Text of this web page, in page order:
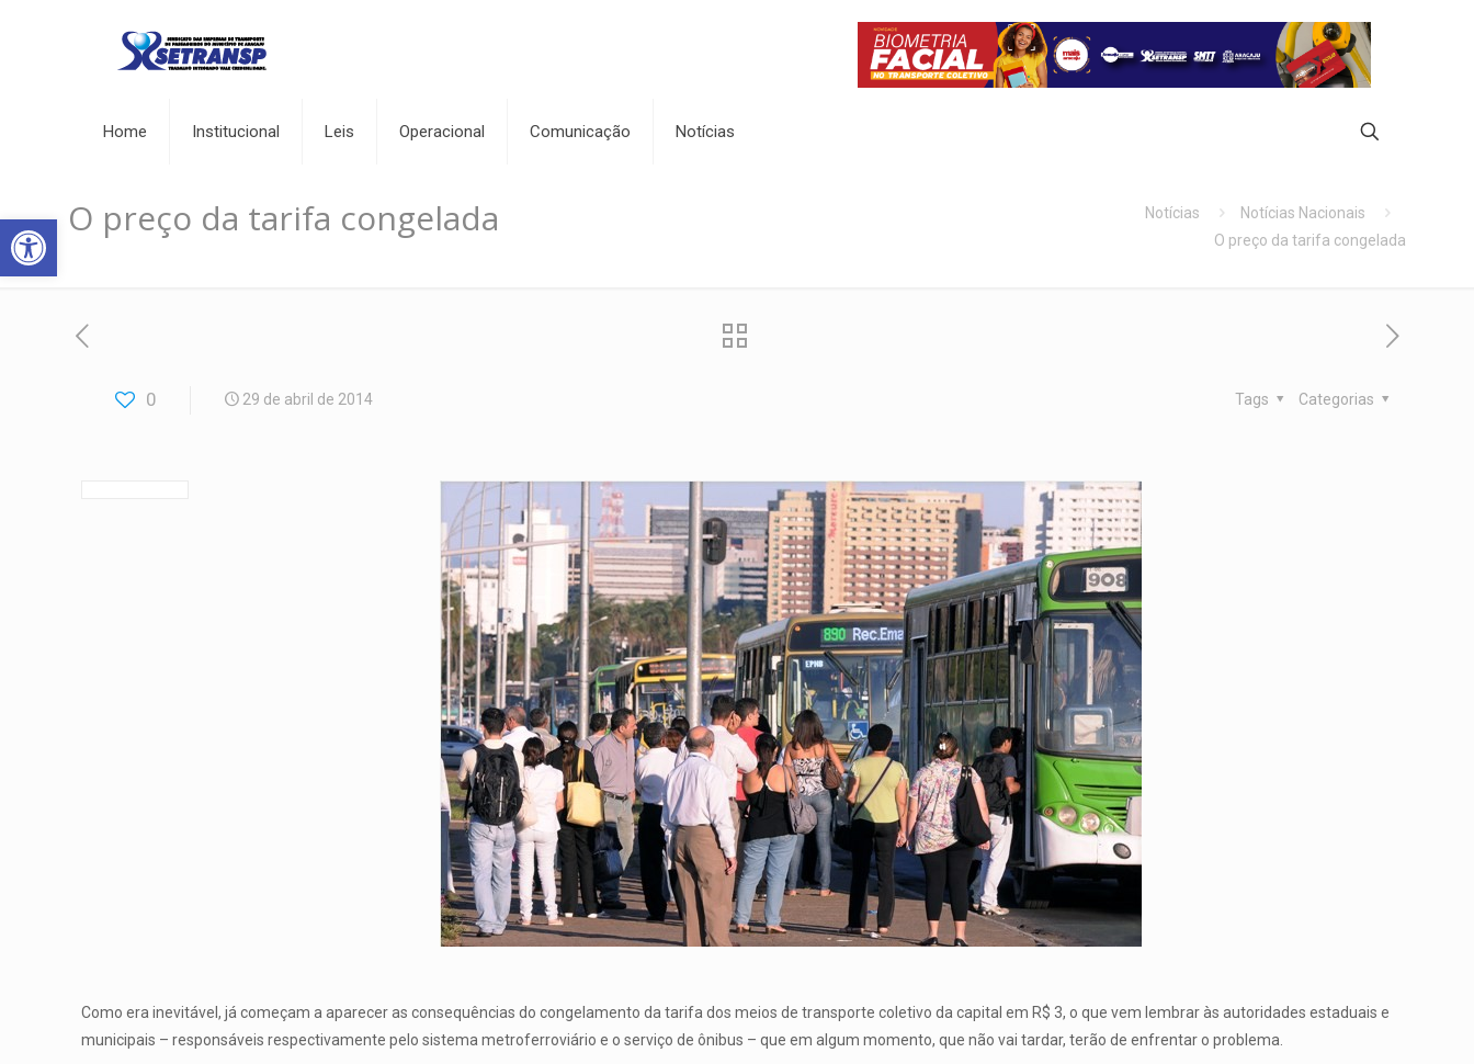
Abrir a barra de ferramentas
Home Institucional Leis Operacional Comunicação Notícias
O preço da tarifa congelada Notícias
Notícias Nacionais
O preço da tarifa congelada
0 29 de abril de 2014 Categorias
Tags
Como era inevitável, já começam a aparecer as consequências do congelamento da tarifa dos meios de transporte coletivo da capital em R$ 3, o que vem lembrar às autoridades estaduais e
municipais – responsáveis respectivamente pelo sistema metroferroviário e o serviço de ônibus – que em algum momento, que não vai tardar, terão de enfrentar o problema.